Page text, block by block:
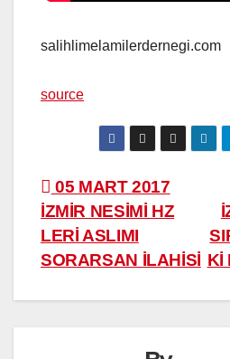
salihlimelamilerdernegi.com
source
Yazı
gezinmesi
Kİ
05 MART 2017
İZMİR NESİMİ HZ
LERİ ASLIMI
SORARSAN İLAHİSİ